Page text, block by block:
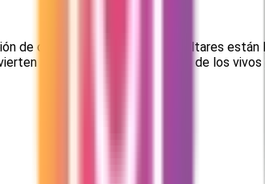
de ofrendas. Estos coloridos altares
en puentes entre el mundo de los vivos